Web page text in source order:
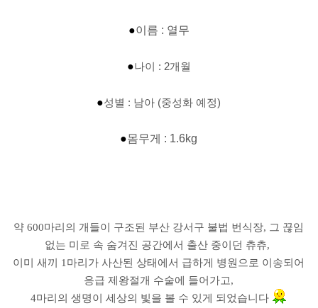
●이름 : 열무
●나이 : 2개월
●성별 : 남아 (중성화 예정)
●몸무게 : 1.6kg
약600마리의 개들이 구조된 부산 강서구 불법 번식장, 그 끊임
없는 미로 속 숨겨진 공간에서 출산 중이던 츄츄,
이미 새끼 1 마리가 사산된 상태에서 급하게 병원으로 이송되어
응급 제왕절개 수술에 들어가고,
4마리의 생명이 세상의 빛을 볼 수 있게 되었습니다